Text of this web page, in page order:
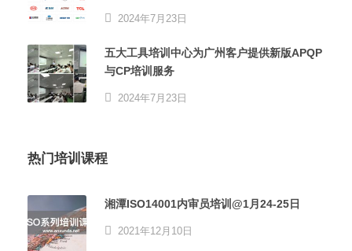
2024年7月23日
五大工具培训中心为广州客户提供新版APQP
与CP培训服务
2024年7月23日
热门培训课程
湘潭ISO14001内审员培训@1月24-25日
2021年12月10日